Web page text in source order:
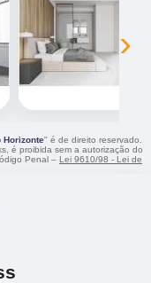
›
Horizonte" é de direito reservado.
é proibida sem a autorização do
Penal – Lei 9610/98 - Lei de